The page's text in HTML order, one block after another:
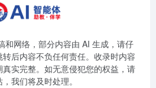
和网络，部分内容由 AI 生成，请仔
后内容不负任何责任。收录时内容
实完整。如无意侵犯您的权益，请
我们将及时处理。